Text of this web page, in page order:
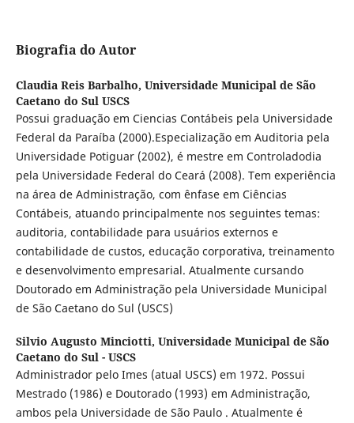
Biografia do Autor
Claudia Reis Barbalho, Universidade Municipal de São
Caetano do Sul USCS
Possui graduação em Ciencias Contábeis pela Universidade
Federal da Paraíba (2000).Especialização em Auditoria pela
Universidade Potiguar (2002), é mestre em Controladodia
pela Universidade Federal do Ceará (2008). Tem experiência
na área de Administração, com ênfase em Ciências
Contábeis, atuando principalmente nos seguintes temas:
auditoria, contabilidade para usuários externos e
contabilidade de custos, educação corporativa, treinamento
e desenvolvimento empresarial. Atualmente cursando
Doutorado em Administração pela Universidade Municipal
de São Caetano do Sul (USCS)
Silvio Augusto Minciotti, Universidade Municipal de São
Caetano do Sul - USCS
Administrador pelo Imes (atual USCS) em 1972. Possui
Mestrado (1986) e Doutorado (1993) em Administração,
ambos pela Universidade de São Paulo . Atualmente é